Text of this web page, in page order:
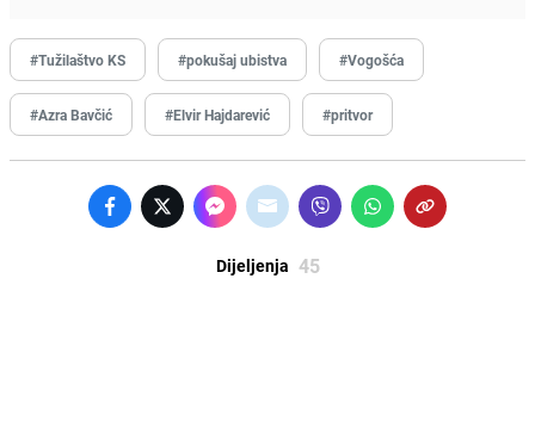
#Tužilaštvo KS #pokušaj ubistva #Vogošća
#Azra Bavčić #Elvir Hajdarević #pritvor
Dijeljenja 45